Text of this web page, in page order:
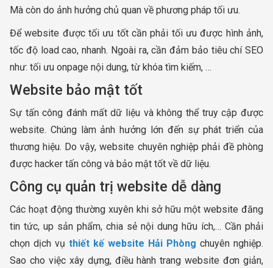
Mà còn do ảnh hưởng chủ quan về phương pháp tối ưu.
Để website được tối ưu tốt cần phải tối ưu được hình ảnh,
tốc độ load cao, nhanh. Ngoài ra, cần đảm bảo tiêu chí SEO
như: tối ưu onpage nội dung, từ khóa tìm kiếm, …
Website bảo mật tốt
Sự tấn công đánh mất dữ liệu và không thể truy cập được
website. Chúng làm ảnh hưởng lớn đến sự phát triển của
thương hiệu. Do vậy, website chuyên nghiệp phải đề phòng
được hacker tấn công và bảo mật tốt về dữ liệu.
Công cụ quản trị website dễ dàng
Các hoạt động thường xuyên khi sở hữu một website đăng
tin tức, up sản phẩm, chia sẻ nội dung hữu ích,… Cần phải
chọn dịch vụ thiết kế website Hải Phòng chuyên nghiệp.
Sao cho việc xây dựng, điều hành trang website đơn giản,